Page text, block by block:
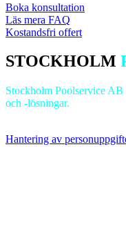
Boka konsultation
Läs mera FAQ
Kostandsfri offert
STOCKHOLM
Stockholm Poolservice AB
och -lösningar.
Hantering av